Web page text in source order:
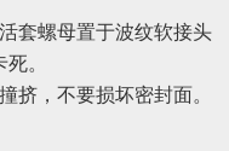
套螺母置于波纹软接头
。
挤，不要损坏密封面。